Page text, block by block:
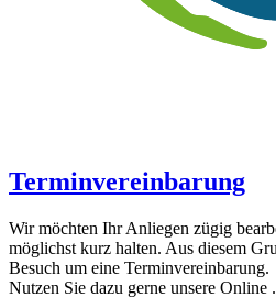
Terminvereinbarung
Wir möchten Ihr Anliegen zügig
möglichst kurz halten. Aus diesem
Besuch um eine Terminvereinbarung.
Nutzen Sie dazu gerne unsere Online